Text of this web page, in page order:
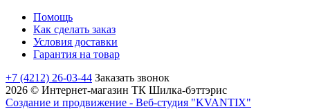
Помощь
Как сделать заказ
Условия доставки
Гарантия на товар
+7 (4212) 26-03-44 Заказать звонок
2026 © Интернет-магазин ТК Шилка-бэттэрис
Создание и продвижение - Веб-студия "KVANTIX"